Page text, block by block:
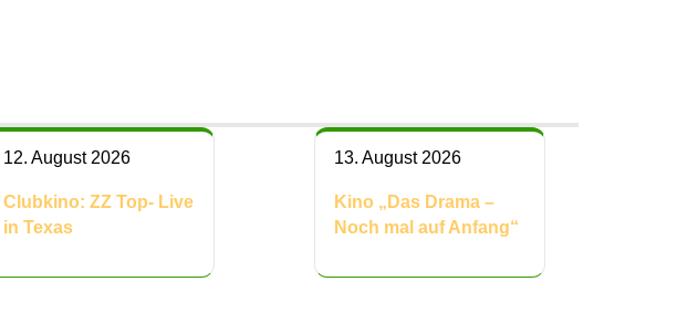
12. August 2026
Clubkino: ZZ Top- Live
in Texas
13. August 2026
Kino „Das Drama –
Noch mal auf Anfang“